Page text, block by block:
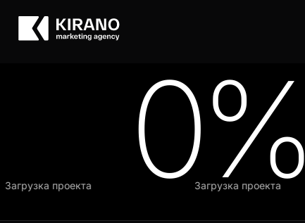
0%
проекта Загрузка проекта